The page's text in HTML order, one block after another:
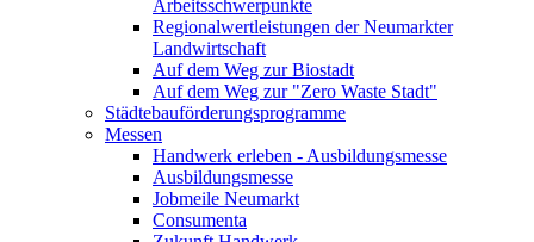
Arbeitsschwerpunkte
Regionalwertleistungen der Neumarkter
Landwirtschaft
Auf dem Weg zur Biostadt
Auf dem Weg zur "Zero Waste Stadt"
Städtebauförderungsprogramme
Messen
Handwerk erleben - Ausbildungsmesse
Ausbildungsmesse
Jobmeile Neumarkt
Consumenta